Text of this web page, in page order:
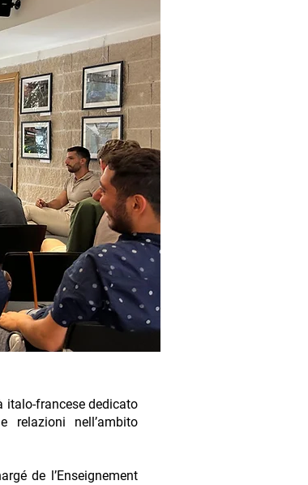
italo-francese dedicato
relazioni nell’ambito
de l’Enseignement